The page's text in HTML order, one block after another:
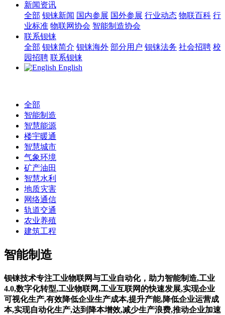
新闻资讯
全部 钡铼新闻 国内参展 国外参展 行业动态 物联百科 行
业标准 物联网协会 智能制造协会
联系钡铼
全部 钡铼简介 钡铼海外 部分用户 钡铼法务 社会招聘 校
园招聘 联系钡铼
English
全部
智能制造
智慧能源
楼宇暖通
智慧城市
气象环境
矿产油田
智慧水利
地质灾害
网络通信
轨道交通
农业养殖
建筑工程
智能制造
钡铼技术专注工业物联网与工业自动化，助力智能制造,工业
4.0,数字化转型,工业物联网,工业互联网的快速发展,实现企业
可视化生产,有效降低企业生产成本,提升产能,降低企业运营成
本,实现自动化生产,达到降本增效,减少生产浪费,推动企业加速